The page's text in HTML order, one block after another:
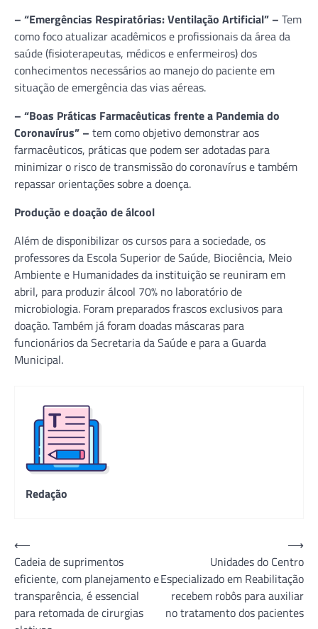
– “Emergências Respiratórias: Ventilação Artificial” – Tem
como foco atualizar acadêmicos e profissionais da área da
saúde (fisioterapeutas, médicos e enfermeiros) dos
conhecimentos necessários ao manejo do paciente em
situação de emergência das vias aéreas.
– “Boas Práticas Farmacêuticas frente a Pandemia do
Coronavírus” – tem como objetivo demonstrar aos
farmacêuticos, práticas que podem ser adotadas para
minimizar o risco de transmissão do coronavírus e também
repassar orientações sobre a doença.
Produção e doação de álcool
Além de disponibilizar os cursos para a sociedade, os
professores da Escola Superior de Saúde, Biociência, Meio
Ambiente e Humanidades da instituição se reuniram em
abril, para produzir álcool 70% no laboratório de
microbiologia. Foram preparados frascos exclusivos para
doação. Também já foram doadas máscaras para
funcionários da Secretaria da Saúde e para a Guarda
Municipal.
Redação
Navegação
de
Post
⟵
Cadeia de suprimentos
eficiente, com planejamento e
transparência, é essencial
para retomada de cirurgias
Unidades do Centro
Especializado em Reabilitação
recebem robôs para auxiliar
no tratamento dos pacientes
⟶